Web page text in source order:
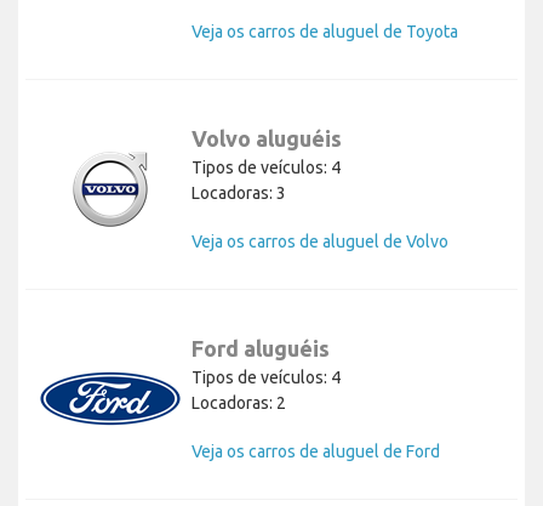
Veja os carros de aluguel de Toyota
Volvo aluguéis
Tipos de veículos: 4
Locadoras: 3
Veja os carros de aluguel de Volvo
Ford aluguéis
Tipos de veículos: 4
Locadoras: 2
Veja os carros de aluguel de Ford